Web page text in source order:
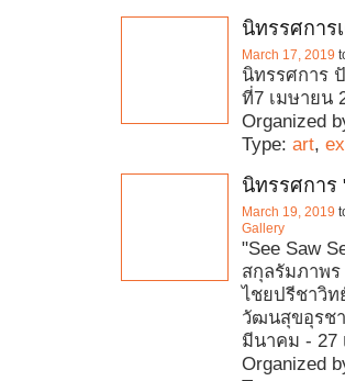
นิทรรศการ
March 17, 2019
นิทรรศการ
ที่7 เมษายน
Organized
Type: art,
นิทรรศการ
March 19, 2019
Gallery
"See Saw
สกุลรัมภาพ
ไชยปรีชาวิท
วัฒนสุขอุรช
มีนาคม - 27
Organized